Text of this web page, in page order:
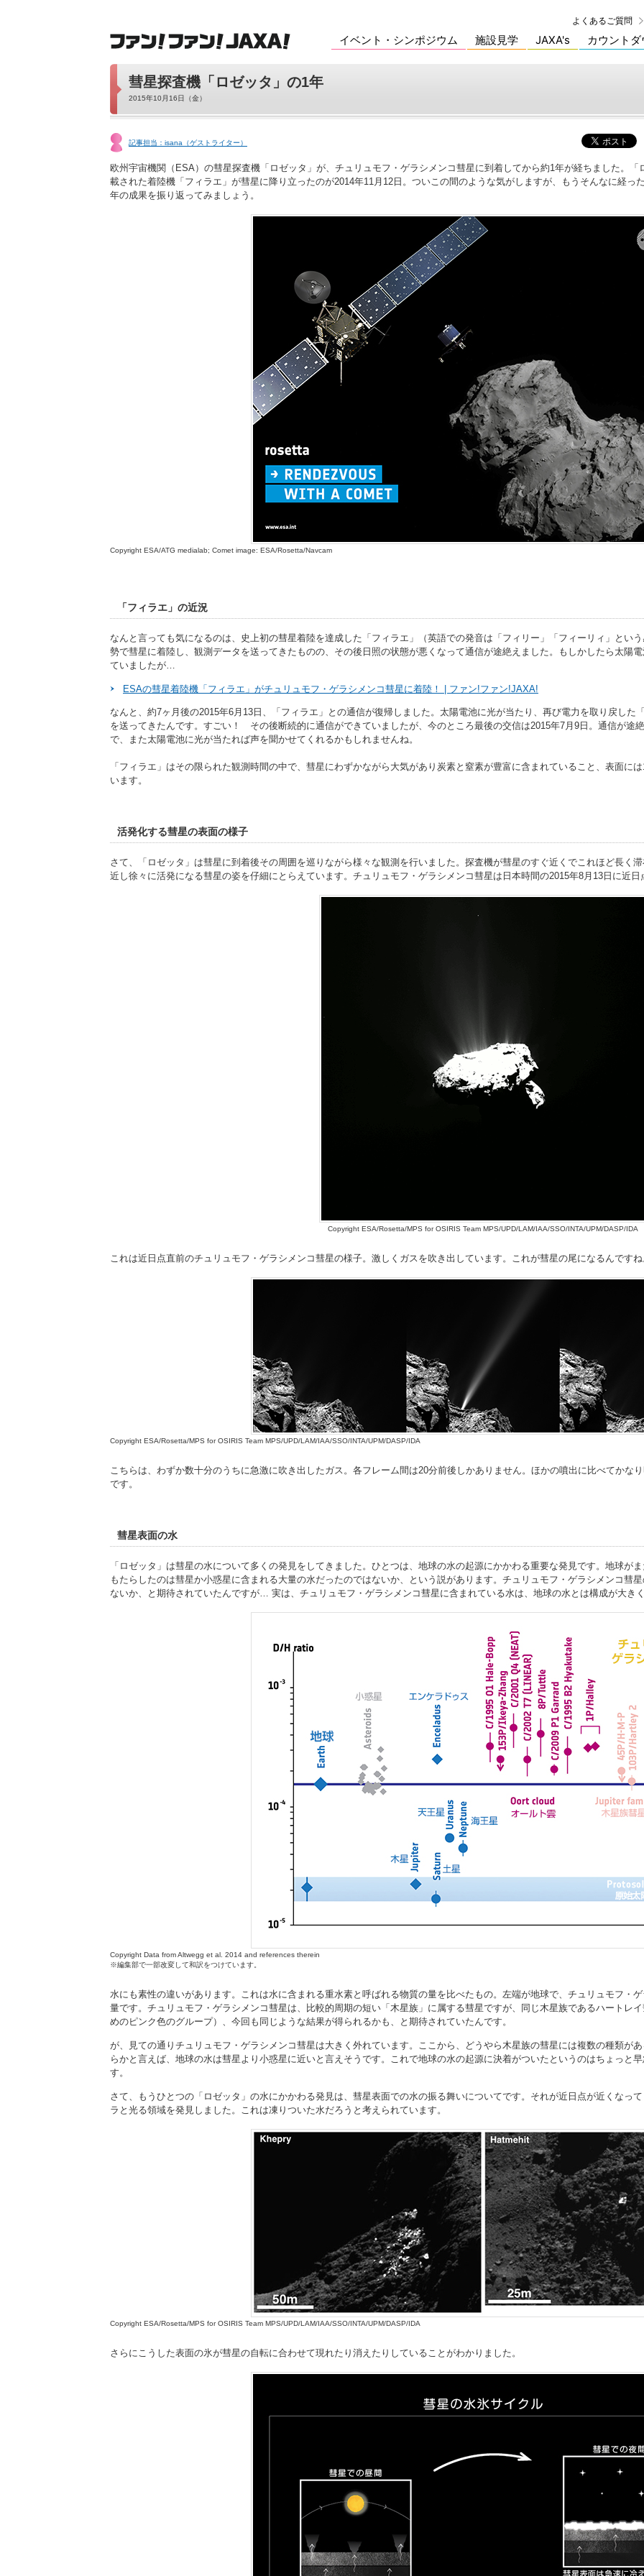
よくあるご質問
イベント・シンポジウム 施設見学 JAXA's カウント
彗星探査機「ロゼッタ」の1年
2015年10月16日（金）
記事担当：isana（ゲストライター）
欧州宇宙機関（ESA）の彗星探査機「ロゼッタ」が、チュリュモフ・ゲラシメンコ彗星に到着してから約1年が経ちました。
載された着陸機「フィラエ」が彗星に降り立ったのが2014年11月12日。ついこの間のような気がしますが、もうそんなに経っ
年の成果を振り返ってみましょう。
Copyright ESA/ATG medialab; Comet image: ESA/Rosetta/Navcam
「フィラエ」の近況
なんと言っても気になるのは、史上初の彗星着陸を達成した「フィラエ」（英語での発音は「フィリー」「フィーリィ」とい
勢で彗星に着陸し、観測データを送ってきたものの、その後日照の状態が悪くなって通信が途絶えました。もしかしたら太陽
ていましたが…
ESAの彗星着陸機「フィラエ」がチュリュモフ・ゲラシメンコ彗星に着陸！ | ファン!ファン!JAXA!
なんと、約7ヶ月後の2015年6月13日、「フィラエ」との通信が復帰しました。太陽電池に光が当たり、再び電力を取り戻した
を送ってきたんです。すごい！ その後断続的に通信ができていましたが、今のところ最後の交信は2015年7月9日。通信が途
で、また太陽電池に光が当たれば声を聞かせてくれるかもしれませんね。
「フィラエ」はその限られた観測時間の中で、彗星にわずかながら大気があり炭素と窒素が豊富に含まれていること、表面に
います。
活発化する彗星の表面の様子
さて、「ロゼッタ」は彗星に到着後その周囲を巡りながら様々な観測を行いました。探査機が彗星のすぐ近くでこれほど長く
近し徐々に活発になる彗星の姿を仔細にとらえています。チュリュモフ・ゲラシメンコ彗星は日本時間の2015年8月13日に近
Copyright ESA/Rosetta/MPS for OSIRIS Team MPS/UPD/LAM/IAA/SSO/INTA/UPM/DASP/IDA
これは近日点直前のチュリュモフ・ゲラシメンコ彗星の様子。激しくガスを吹き出しています。これが彗星の尾になるんです
Copyright ESA/Rosetta/MPS for OSIRIS Team MPS/UPD/LAM/IAA/SSO/INTA/UPM/DASP/IDA
こちらは、わずか数十分のうちに急激に吹き出したガス。各フレーム間は20分前後しかありません。ほかの噴出に比べてかな
です。
彗星表面の水
「ロゼッタ」は彗星の水について多くの発見をしてきました。ひとつは、地球の水の起源にかかわる重要な発見です。地球が
もたらしたのは彗星か小惑星に含まれる大量の水だったのではないか、という説があります。チュリュモフ・ゲラシメンコ彗
ないか、と期待されていたんですが… 実は、チュリュモフ・ゲラシメンコ彗星に含まれている水は、地球の水とは構成が大き
Copyright Data from Altwegg et al. 2014 and references therein
※編集部で一部改変して和訳をつけています。
水にも素性の違いがあります。これは水に含まれる重水素と呼ばれる物質の量を比べたもの。左端が地球で、チュリュモフ・
量です。チュリュモフ・ゲラシメンコ彗星は、比較的周期の短い「木星族」に属する彗星ですが、同じ木星族であるハートレ
めのピンク色のグループ）、今回も同じような結果が得られるかも、と期待されていたんです。
が、見ての通りチュリュモフ・ゲラシメンコ彗星は大きく外れています。ここから、どうやら木星族の彗星には複数の種類が
らかと言えば、地球の水は彗星より小惑星に近いと言えそうです。これで地球の水の起源に決着がついたというのはちょっと
す。
さて、もうひとつの「ロゼッタ」の水にかかわる発見は、彗星表面での水の振る舞いについてです。それが近日点が近くなっ
ラと光る領域を発見しました。これは凍りついた水だろうと考えられています。
Copyright ESA/Rosetta/MPS for OSIRIS Team MPS/UPD/LAM/IAA/SSO/INTA/UPM/DASP/IDA
さらにこうした表面の氷が彗星の自転に合わせて現れたり消えたりしていることがわかりました。